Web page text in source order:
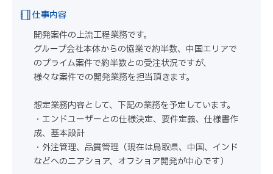
仕事内容
開発案件の上流工程業務です。
グループ会社本体からの協業で約半数、中国エリアで
のプライム案件で約半数との受注状況ですが、
様々な案件での開発業務を担当頂きます。
想定業務内容として、下記の業務を予定しています。
・エンドユーザーとの仕様決定、要件定義、仕様書作
成、基本設計
・外注管理、品質管理（現在は鳥取県、中国、インド
などへのニアショア、オフショア開発が中心です）